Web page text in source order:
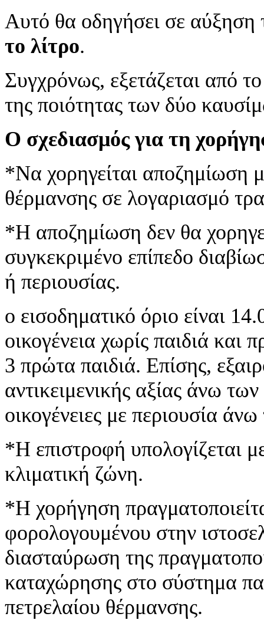
Αυτό θα οδηγήσει σε αύξηση
το λίτρο.
Συγχρόνως, εξετάζεται από
της ποιότητας των δύο
Ο σχεδιασμός για τη
*Να χορηγείται αποζημίωση
θέρμανσης σε λογαριασμό
*Η αποζημίωση δεν θα
συγκεκριμένο επίπεδο
ή περιουσίας.
ο εισοδηματικό όριο είναι
οικογένεια χωρίς παιδιά
3 πρώτα παιδιά. Επίσης,
αντικειμενικής αξίας άνω
οικογένειες με περιουσία
*Η επιστροφή υπολογίζεται
κλιματική ζώνη.
*Η χορήγηση
φορολογουμένου στην
διασταύρωση της
καταχώρησης στο σύστημα
πετρελαίου θέρμανσης.